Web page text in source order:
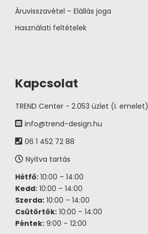
Áruvisszavétel – Elállás joga
Használati feltételek
Kapcsolat
TREND Center - 2.053 üzlet (I. emelet)
info@trend-design.hu
06 1 452 72 88
Nyitva tartás
Hétfő: 10:00 – 14:00
Kedd: 10:00 – 14:00
Szerda: 10:00 – 14:00
Csütörtök: 10:00 – 14:00
Péntek: 9:00 – 12:00